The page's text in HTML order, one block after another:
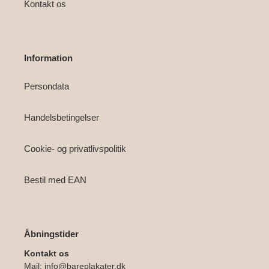
Kontakt os
Information
Persondata
Handelsbetingelser
Cookie- og privatlivspolitik
Bestil med EAN
Åbningstider
Kontakt os
Mail: info@bareplakater.dk